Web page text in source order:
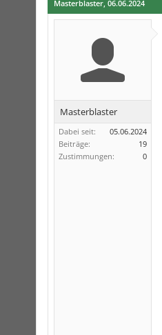
Masterblaster, 06.06.2024
Masterblaster
Dabei seit:
05.06.2024
Beiträge:
19
Zustimmungen:
0